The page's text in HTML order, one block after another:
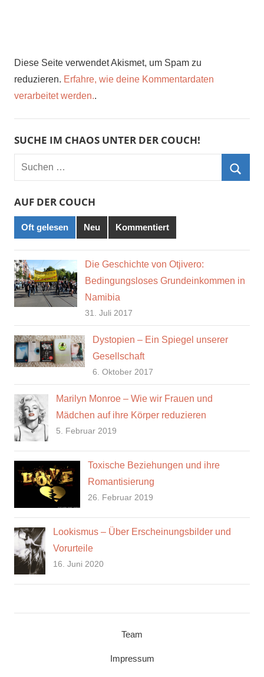
Diese Seite verwendet Akismet, um Spam zu
reduzieren. Erfahre, wie deine Kommentardaten
verarbeitet werden..
SUCHE IM CHAOS UNTER DER COUCH!
Suchen
AUF DER COUCH
Oft gelesen Neu Kommentiert
Die Geschichte von Otjivero:
Bedingungsloses Grundeinkommen in
Namibia
31. Juli 2017
Dystopien – Ein Spiegel unserer
Gesellschaft
6. Oktober 2017
Marilyn Monroe – Wie wir Frauen und
Mädchen auf ihre Körper reduzieren
5. Februar 2019
Toxische Beziehungen und ihre
Romantisierung
26. Februar 2019
Lookismus – Über Erscheinungsbilder und
Vorurteile
16. Juni 2020
Team
Impressum